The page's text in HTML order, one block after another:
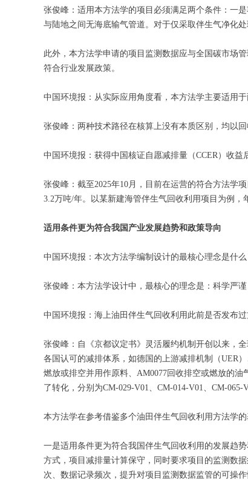
张俊峰：适用本方法学的项目必须满足两个条件：一
与陆地之间无海底输气管道。对于仅采取伴生气净化
此外，本方法学申请的项目监测数据应与全国碳市场
符合行业发展政策。
中国环境报：从实际应用角度看，本方法学主要适用
张俊峰：两种技术路径在核算上没有本质区别，均以
中国环境报：获得中国核证自愿减排量（CCER）收
张俊峰：截至2025年10月，目前在运营的符合方法学
3.2万吨/年。以某新建海管伴生气回收利用项目为例，
适用条件更为符合我国产业发展趋势和政策导向
中国环境报：本次方法学编制设计的最核心理念是什么
张俊峰：本方法学设计中，最核心的理念是：科学严
中国环境报：海上油田伴生气回收利用此前是否发布
张俊峰：自《京都议定书》灵活履约机制开创以来，
各国认可的减排体系，如德国的上游减排机制（UER
燃放或排空并用作原料、AM0077回收排空或燃放的
了转化，分别为CM-029-V01、CM-014-V01、CM-065-
本方法学在参考借鉴多个油田伴生气回收利用方法学
一是适用条件更为符合我国伴生气回收利用的发展趋
方式，项目减排量计算保守，同时要求项目的监测数
次、数据记录频次，提升对项目监测数据监管的可操